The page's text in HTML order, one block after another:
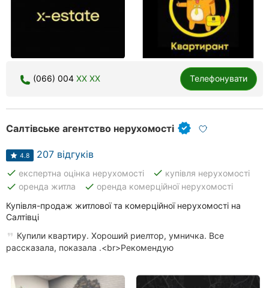
Харків
Тернопіль
Кропивницький
Київ
Запоріжжя
(066) 004 XX XX Телефонувати
Салтівське агентство нерухомості
4.8 207 відгуків
done експертна оцінка нерухомості done купівля нерухомості
done оренда житла done оренда комерційної нерухомості
Купівля-продаж житлової та комерційної нерухомості на
Салтівці
Купили квартиру. Хороший риелтор, умничка. Все
рассказала, показала .<br>Рекомендую